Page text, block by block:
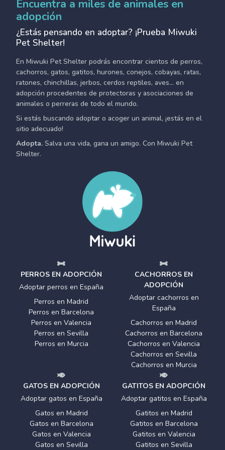
Encuentra a miles de animales en
adopción
¿Estás pensando en adoptar? ¡Prueba Miwuki
Pet Shelter!
En Miwuki Pet Shelter podrás encontrar cientos de perros,
cachorros, gatos, gatitos, hurones, conejos, cobayas, ratas,
ratones, chinchillas, jerbos, cerdos reptiles, aves... en
adopción procedentes de protectoras y asociaciones de
animales o perreras de todo el mundo.
Si estás buscando adoptar o acoger un animal, ¡estás en el
sitio adecuado!
Adopta. Salva una vida, gana un amigo. Con Miwuki Pet
Shelter.
PERROS EN ADOPCIÓN
Adoptar perros en España
Perros en Madrid
Perros en Barcelona
Perros en Valencia
Perros en Sevilla
Perros en Murcia
CACHORROS EN
ADOPCIÓN
Adoptar cachorros en
España
Cachorros en Madrid
Cachorros en Barcelona
Cachorros en Valencia
Cachorros en Sevilla
Cachorros en Murcia
GATOS EN ADOPCIÓN
Adoptar gatos en España
Gatos en Madrid
Gatos en Barcelona
Gatos en Valencia
Gatos en Sevilla
GATITOS EN ADOPCIÓN
Adoptar gatitos en España
Gatitos en Madrid
Gatitos en Barcelona
Gatitos en Valencia
Gatitos en Sevilla